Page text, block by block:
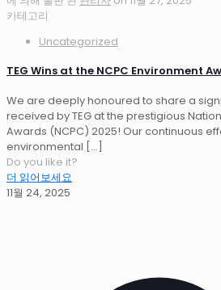
카테고리
Uncategorized
TEG Wins at the NCPC Environment
We are deeply honoured to share a
received by TEG at the prestigious
Awards (NCPC) 2025! Our continuous
environmental […]
Do you like it?
더 읽어보세요
11월 24, 2025